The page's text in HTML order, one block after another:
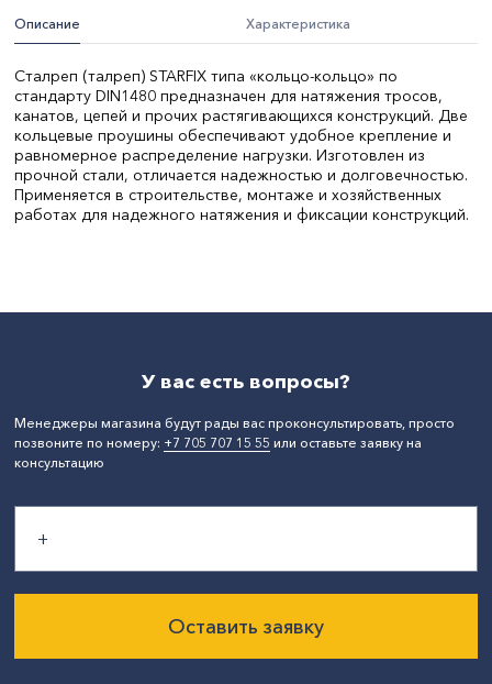
Описание Характеристика
Сталреп (талреп) STARFIX типа «кольцо-кольцо» по
стандарту DIN1480 предназначен для натяжения тросов,
канатов, цепей и прочих растягивающихся конструкций. Две
кольцевые проушины обеспечивают удобное крепление и
равномерное распределение нагрузки. Изготовлен из
прочной стали, отличается надежностью и долговечностью.
Применяется в строительстве, монтаже и хозяйственных
работах для надежного натяжения и фиксации конструкций.
У вас есть вопросы?
Менеджеры магазина будут рады вас проконсультировать, просто
позвоните по номеру: +7 705 707 15 55 или оставьте заявку на
консультацию
Оставить заявку